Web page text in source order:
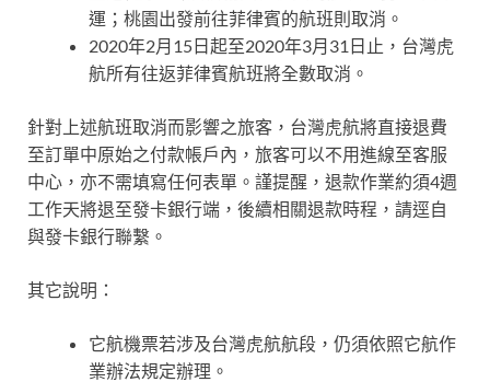
運；桃園出發前往菲律賓的航班則取消。
2020年2月15日起至2020年3月31日止，台灣虎
航所有往返菲律賓航班將全數取消。
針對上述航班取消而影響之旅客，台灣虎航將直接退費
至訂單中原始之付款帳戶內，旅客可以不用進線至客服
中心，亦不需填寫任何表單。謹提醒，退款作業約須4週
工作天將退至發卡銀行端，後續相關退款時程，請逕自
與發卡銀行聯繫。
其它說明：
它航機票若涉及台灣虎航航段，仍須依照它航作
業辦法規定辦理。